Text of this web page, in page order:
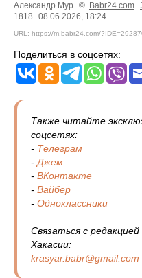
Александр Мур © Babr24.com
1818
08.06.2026, 18:24
URL: https://m.babr24.com/
Поделиться в соцсетях:
Также читайте
соцсетях:
- Телеграм
-Джем
- ВКонтакте
- Вайбер
- Одноклассники
Связаться с
Хакасии:
krasyar.babr@gmail.com